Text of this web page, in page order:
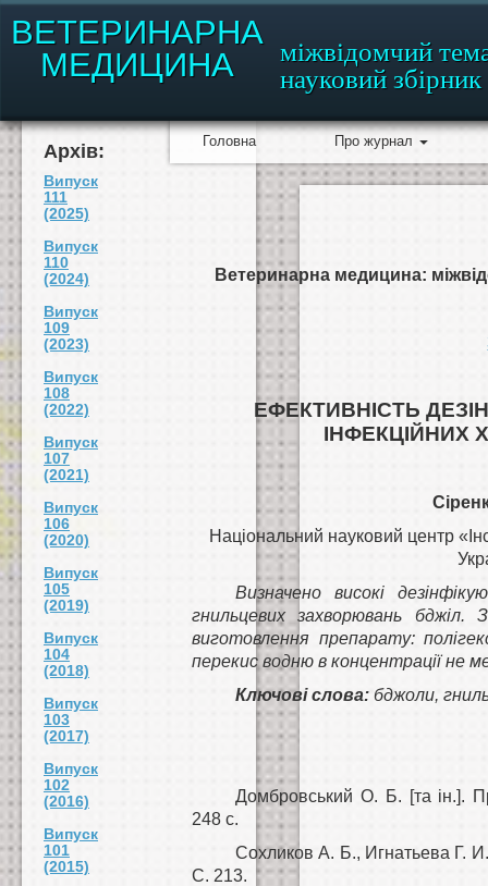
ВЕТЕРИНАРНА
МЕДИЦИНА
міжвідомчий
науковий збірник
Архів:
Випуск
111
(2025)
Випуск
110
(2024)
Випуск
109
(2023)
Випуск
108
(2022)
Випуск
107
(2021)
Випуск
106
(2020)
Випуск
105
(2019)
Випуск
104
(2018)
Випуск
103
(2017)
Випуск
102
(2016)
Випуск
101
(2015)
Головна Про журнал
Ветеринарна медицина:
ЕФЕКТИВНІСТЬ
ІНФЕКЦІЙНИХ
Національний науковий центр
Визначено високі
гнильцевих захворювань бджіл.
виготовлення препарату:
перекис водню в концентрації
Ключові слова: бджоли,
Домбровський О. Б. [та ін.].
248 с.
Сохликов А. Б., Игнатьева Г.
С. 213.